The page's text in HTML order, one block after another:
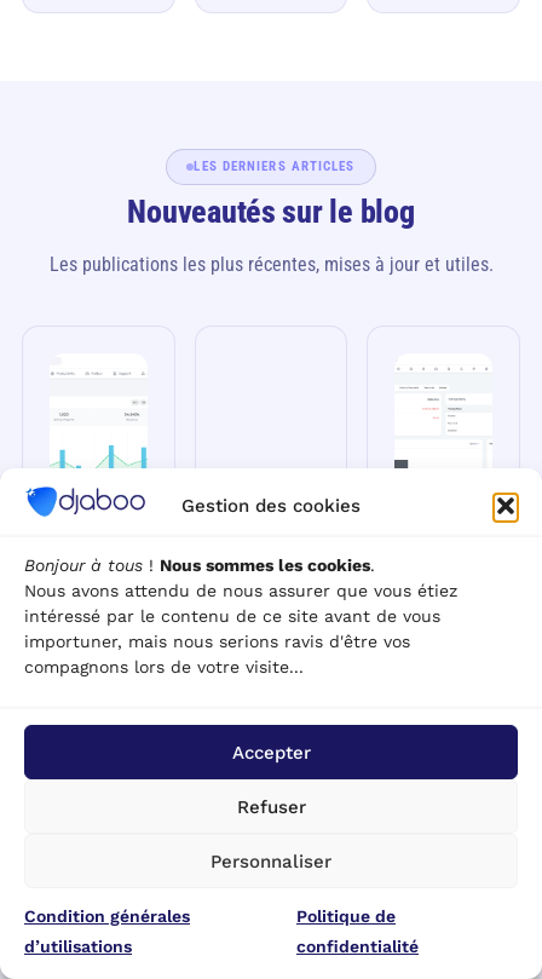
Gestion des cookies
Bonjour à tous ! Nous sommes les cookies.
Nous avons attendu de nous assurer que vous étiez
intéressé par le contenu de ce site avant de vous
importuner, mais nous serions ravis d'être vos
compagnons lors de votre visite...
Accepter
Refuser
Personnaliser
Condition générales
d’utilisations
Politique de
confidentialité
LES DERNIERS ARTICLES
Nouveautés sur le blog
Les publications les plus récentes, mises à jour et utiles.
Les 12
meilleurs
logiciels de
gestion
en 2026
Ventes · 3
commerciale
jouent un rôle
Factur-X :
L'outil
incontournable
pour une
électronique
efficace
Devis · 1 mars
ce que Factur-X
fonctionne ce
format hybride
Comment
créer un
diagramme
dans Excel
tutoriel
Comment créer
un diagramme